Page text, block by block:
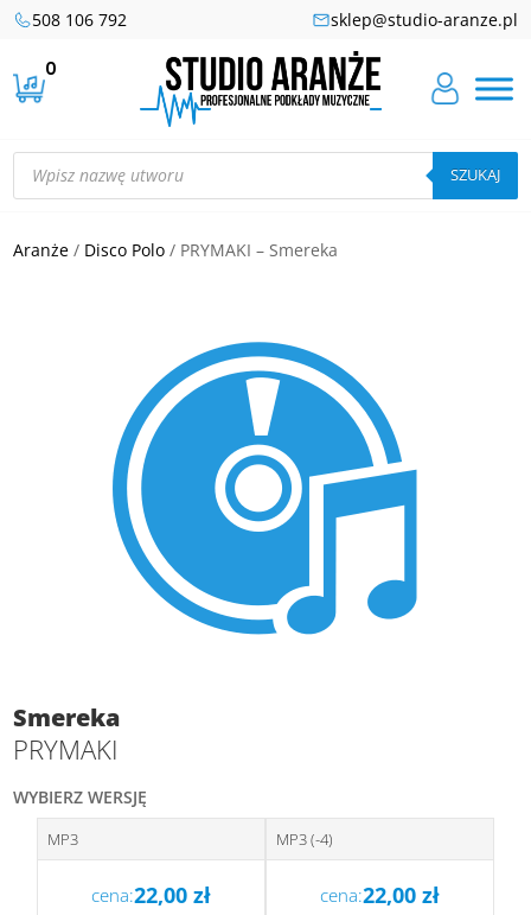
508 106 792 sklep@studio-aranze.pl
0
Wyszukiwarka
produktów SZUKAJ
Aranże / Disco Polo / PRYMAKI – Smereka
Smereka
PRYMAKI
WYBIERZ WERSJĘ
MP3
cena:22,00zł
MP3 (-4)
cena:22,00 zł